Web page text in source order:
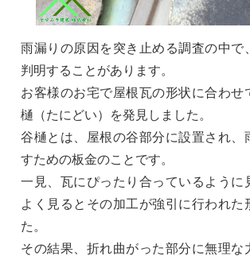
雨漏りの原因を突き止める調査の中で
判明することがあります。
お客様のお宅で屋根瓦の形状に合わせ
樋（たにどい）を発見しました。
谷樋とは、屋根の谷部分に設置され、
すための板金のことです。
一見、瓦にぴったり合っているように
よく見るとその加工が強引に行われた
た。
その結果、折れ曲がった部分に無理な